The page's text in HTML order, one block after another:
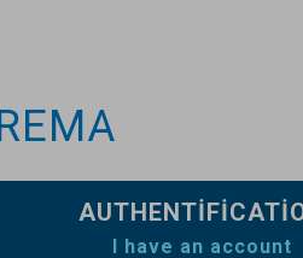
I have an account